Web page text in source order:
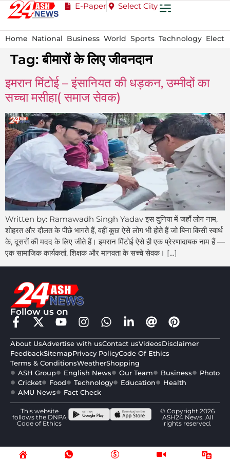
E-Paper Select City
Home National Business World Sports Technology
Tag:बीमारों के लिए जीवनदान
इमरान मिंटोई – इंसानियत की धड़कन, उम्मीदों का
सच्चा मसीहा( समाज सेवक)
Written by: Ramawadh Singh Yadav इस दुनिया में जहाँ लोग नाम,
शोहरत और दौलत के पीछे भागते हैं, वहीं कुछ ऐसे लोग भी होते हैं जो बिना किसी स्वार्थ
के, दूसरों की मदद के लिए जीते हैं। इमरान मिंटोई ऐसे ही एक प्रेरणादायक नाम हैं —
एक सामाजिक कार्यकर्ता, शिक्षक और मानवता के सच्चे सेवक। […]
Follow us on
About UsAdvertise with usContact usVideosDisclaimer
FeedbackSitemapPrivacy PolicyCode Of Ethics
Terms & ConditionsWeatherShopping
ASH Group
English News Our Team Business
Photo
Cricket
Food Technology Education
Health
AMU News
Fact Check
This website
follows the DNPA
Code of Ethics
© Copyright 2026
ASH24 News. All
rights reserved.